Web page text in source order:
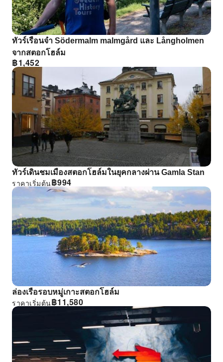
ทัวร์เรือนจํา Södermalm malmgård และ Långholmen
จากสตอกโฮล์ม
฿1,452
ทัวร์เดินชมเมืองสตอกโฮล์มในยุคกลางผ่าน Gamla Stan
฿994
ราคาเริ่มต้น
ล่องเรือรอบหมู่เกาะสตอกโฮล์ม
฿11,580
ราคาเริ่มต้น